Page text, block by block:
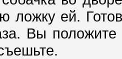
ложку ей.
Вы